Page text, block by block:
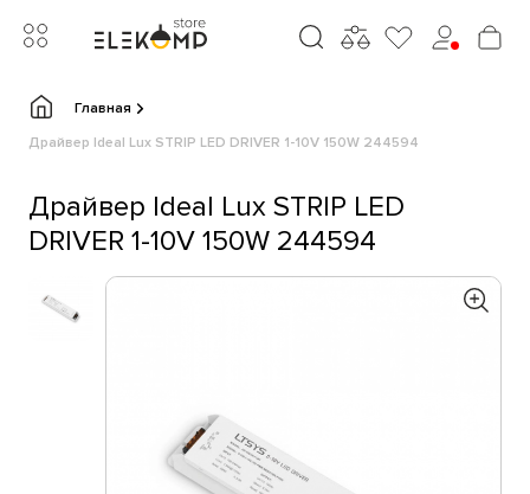
Главная
Драйвер Ideal Lux STRIP LED DRIVER 1-10V 150W 244594
Драйвер Ideal Lux STRIP LED
DRIVER 1-10V 150W 244594